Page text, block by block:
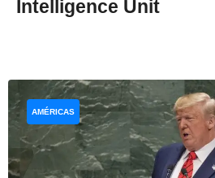
Intelligence Unit
AMÉRICAS